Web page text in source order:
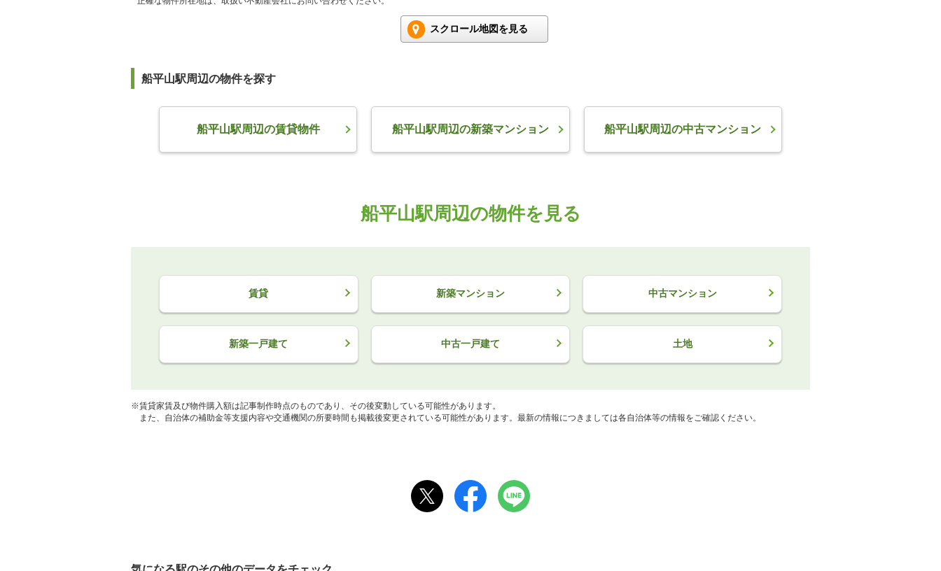
スクロール地図を見る
船平山駅周辺の物件を探す
船平山駅周辺の賃貸物件 船平山駅周辺の新築マンション 船平山駅周辺の中古マンション
船平山駅周辺の物件を見る
賃貸 新築マンション 中古マンション
新築一戸建て 中古一戸建て 土地
※賃貸家賃及び物件購入額は記事制作時点のものであり、その後変動している可能性があります。
また、自治体の補助金等支援内容や交通機関の所要時間も掲載後変更されている可能性があります。最新の情報につきましては各自治体等の情報をご確認ください。